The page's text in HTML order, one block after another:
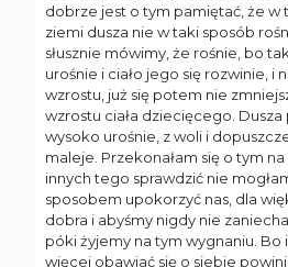
dobrze jest o tym pamiętać, że w
ziemi dusza nie w taki sposób
słusznie mówimy, że rośnie, bo
urośnie i ciało jego się rozwinie, i
wzrostu, już się potem nie
wzrostu ciała dziecięcego.
wysoko urośnie, z woli i
maleje. Przekonałam się o tym
innych tego sprawdzić nie
sposobem upokorzyć nas, dla
dobra i abyśmy nigdy nie
póki żyjemy na tym wygnaniu. Bo
więcej obawiać się o siebie